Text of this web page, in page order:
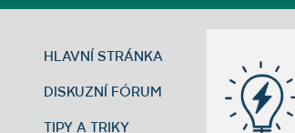
HLAVNÍ STRÁNKA
DISKUZNÍ FÓRUM
TIPY A TRIKY